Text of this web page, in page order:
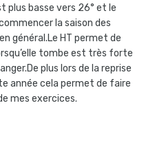
plus basse vers 26° et le
la saison des
général.Le HT permet de
tombe est très forte
plus lors de la reprise
année cela permet de faire
mes exercices.